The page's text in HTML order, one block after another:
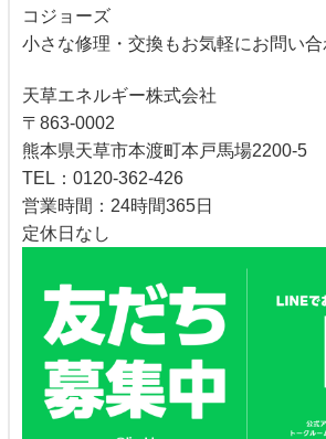
コジョーズ
小さな修理・交換もお気軽にお問い合
天草エネルギー株式会社
〒863-0002
熊本県天草市本渡町本戸馬場2200-5
TEL：0120-362-426
営業時間：24時間365日
定休日なし